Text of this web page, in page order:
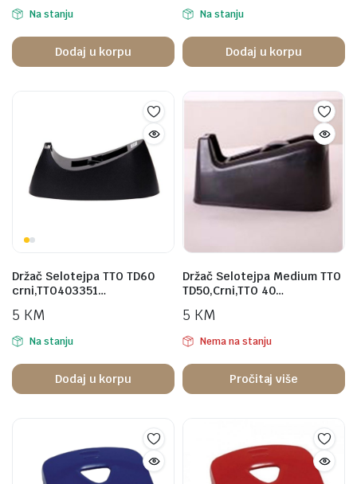
Na stanju
Dodaj u korpu
Na stanju
Dodaj u korpu
Držač Selotejpa TTO TD60
crni,TTO403351…
5 KM
Na stanju
Dodaj u korpu
Držač Selotejpa Medium TTO
TD50,Crni,TTO 40…
5 KM
Nema na stanju
Pročitaj više